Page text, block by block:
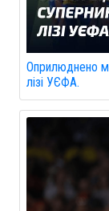
Оприлюднено
лізі УЄФА.